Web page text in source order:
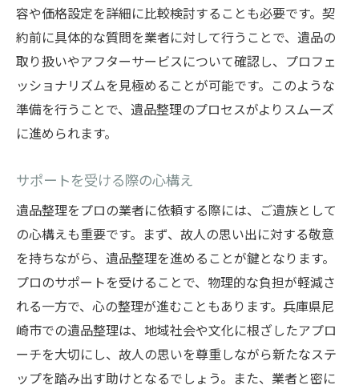
容や価格設定を詳細に比較検討することも必要です。契
約前に具体的な質問を業者に対して行うことで、遺品の
取り扱いやアフターサービスについて確認し、プロフェ
ッショナリズムを見極めることが可能です。このような
準備を行うことで、遺品整理のプロセスがよりスムーズ
に進められます。
サポートを受ける際の心構え
遺品整理をプロの業者に依頼する際には、ご遺族として
の心構えも重要です。まず、故人の思い出に対する敬意
を持ちながら、遺品整理を進めることが鍵となります。
プロのサポートを受けることで、物理的な負担が軽減さ
れる一方で、心の整理が進むこともあります。兵庫県尼
崎市での遺品整理は、地域社会や文化に根ざしたアプロ
ーチを大切にし、故人の思いを尊重しながら新たなステ
ップを踏み出す助けとなるでしょう。また、業者と密に